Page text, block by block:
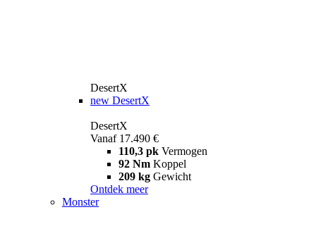
DesertX
new DesertX
DesertX
Vanaf 17.490 €
110,3 pk Vermogen
92 Nm Koppel
209 kg Gewicht
Ontdek meer
Monster